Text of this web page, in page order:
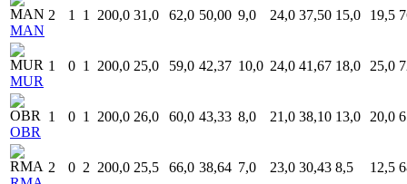
MAN
2 1 1 200,0 31,0 62,0 50,00 9,0 24,0 37,50 15,0 19,5
MUR
1 0 1 200,0 25,0 59,0 42,37 10,0 24,0 41,67 18,0 25,0
OBR
1 0 1 200,0 26,0 60,0 43,33 8,0 21,0 38,10 13,0 20,0
2 0 2 200,0 25,5 66,0 38,64 7,0 23,0 30,43 8,5 12,5